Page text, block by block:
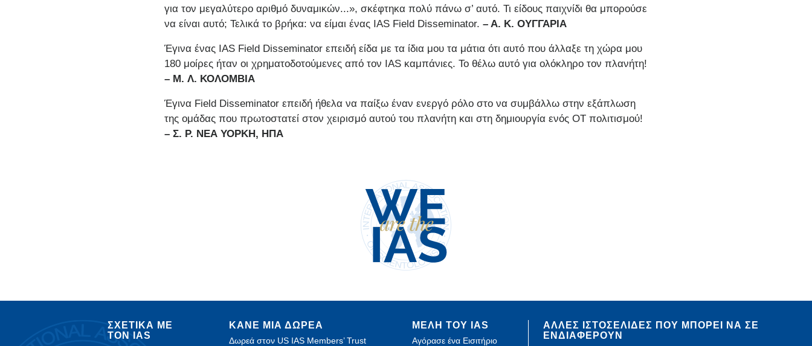
για τον μεγαλύτερο αριθμό δυναμικών...», σκέφτηκα πολύ πάνω σ’ αυτό. Τι είδους παιχνίδι θα μπορούσε
να είναι αυτό; Τελικά το βρήκα: να είμαι ένας IAS Field Disseminator. – A. K. ΟΥΓΓΑΡΙΑ
Έγινα ένας IAS Field Disseminator επειδή είδα με τα ίδια μου τα μάτια ότι αυτό που άλλαξε τη χώρα μου
180 μοίρες ήταν οι χρηματοδοτούμενες από τον IAS καμπάνιες. Το θέλω αυτό για ολόκληρο τον πλανήτη!
– M. Λ. ΚΟΛΟΜΒΙΑ
Έγινα Field Disseminator επειδή ήθελα να παίξω έναν ενεργό ρόλο στο να συμβάλλω στην εξάπλωση
της ομάδας που πρωτοστατεί στον χειρισμό αυτού του πλανήτη και στη δημιουργία ενός ΟΤ πολιτισμού!
– Σ. Ρ. ΝΕΑ ΥΟΡΚΗ, ΗΠΑ
ΣΧΕΤΙΚΑ ΜΕ
ΤΟΝ IAS
ΚΑΝΕ ΜΙΑ ΔΩΡΕΑ
Δωρεά στον US IAS Members’ Trust
ΜΕΛΗ ΤΟΥ IAS
Αγόρασε ένα Εισιτήριο
ΑΛΛΕΣ ΙΣΤΟΣΕΛΙΔΕΣ ΠΟΥ ΜΠΟΡΕΙ ΝΑ ΣΕ
ΕΝΔΙΑΦΕΡΟΥΝ